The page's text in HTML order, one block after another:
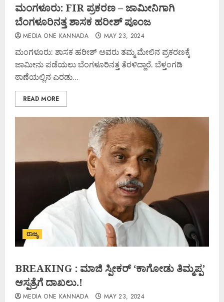
ಮಂಗಳೂರು: FIR ಪ್ರಕರಣ – ಜಾಮೀನಿಗಾಗಿ
ಬೆಂಗಳೂರಿನತ್ತ ಶಾಸಕ ಹರೀಶ್ ಪೂಂಜ
MEDIA ONE KANNADA MAY 23, 2024
ಮಂಗಳೂರು: ಶಾಸಕ ಹರೀಶ್ ಅವರು ತಮ್ಮ ಮೇಲಿನ ಪ್ರಕರಣಕ್ಕೆ
ಜಾಮೀನು ಪಡೆಯಲು ಬೆಂಗಳೂರಿನತ್ತ ತೆರಳಿದ್ದಾರೆ. ಬೆಳ್ತಂಗಡಿ
ಠಾಣೆಯಲ್ಲಿನ ಎರಡು...
READ MORE
ರಾಜ್ಯ
BREAKING : ಮಾಜಿ ಸ್ಪೀಕರ್ ‘ಕಾಗೋಡು ತಿಮ್ಮಪ್ಪ’
ಆಸ್ಪತ್ರೆಗೆ ದಾಖಲು.!
MEDIA ONE KANNADA MAY 23, 2024